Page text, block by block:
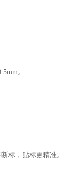
。
标，贴标更精准。